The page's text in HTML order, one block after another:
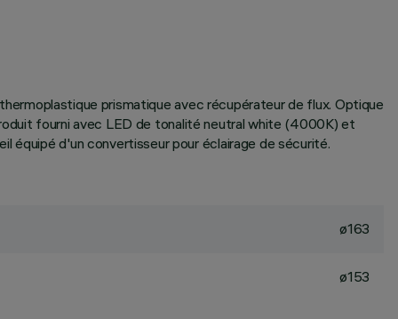
prismatique avec récupérateur de flux. Optique
fourni avec LED de tonalité neutral white (4000K) et
équipé d'un convertisseur pour éclairage de sécurité.
ø163
ø153